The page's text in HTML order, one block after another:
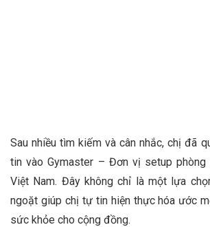
Sau nhiều tìm kiếm và cân nhắc, chị đã
tin vào Gymaster – Đơn vị setup
Việt Nam. Đây không chỉ là một lựa
ngoặt giúp chị tự tin hiện thực hóa ước
sức khỏe cho cộng đồng.